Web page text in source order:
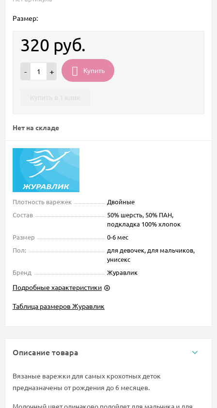
Размер:
320 руб.
- + Купить
Нет на складе
Плотность варежек
Двойные
Состав
50% шерсть, 50% ПАН,
подкладка 100% хлопок
Размер
0-6 мес
Пол:
для девочек, для мальчиков,
унисекс
Бренд
Журавлик
Подробные характеристики
Таблица размеров Журавлик
Описание товара
Вязаные варежки для самых крохотных деток
предназначены от рождения до 6 месяцев.
Молочный цвет одинаково подойдет для мальчика и для